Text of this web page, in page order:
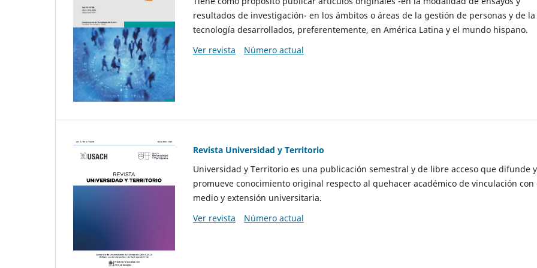
resultados de investigación- en los ámbitos o áreas de la gestión de personas y de la
tecnología desarrollados, preferentemente, en América Latina y el mundo hispano.
Ver revista
Número actual
Revista Universidad y Territorio
Universidad y Territorio es una publicación semestral y de libre acceso que difunde y
promueve conocimiento original respecto al quehacer académico de vinculación con
medio y extensión universitaria.
Ver revista
Número actual